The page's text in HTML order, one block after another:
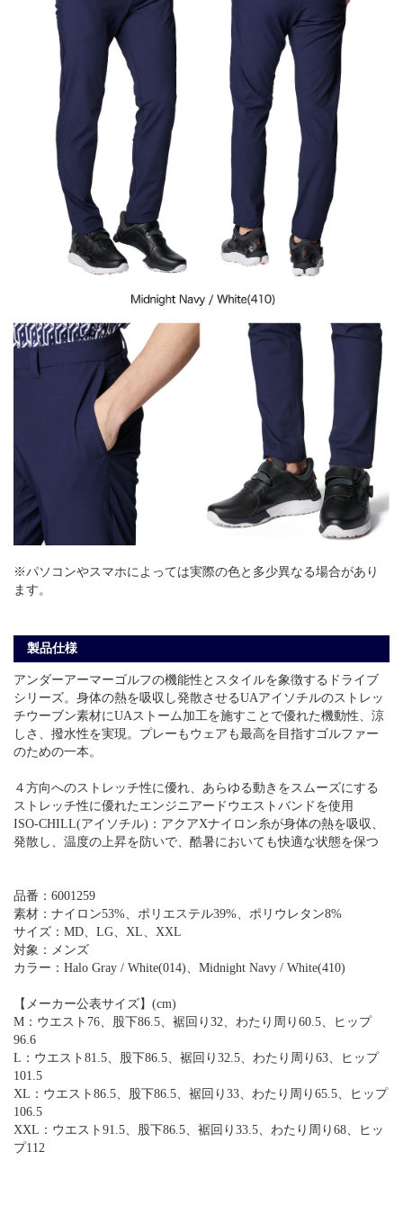
※パソコンやスマホによっては実際の色と多少異なる場合があり
ます。
製品仕様
アンダーアーマーゴルフの機能性とスタイルを象徴するドライブ
シリーズ。身体の熱を吸収し発散させるUAアイソチルのストレッ
チウーブン素材にUAストーム加工を施すことで優れた機動性、涼
しさ、撥水性を実現。プレーもウェアも最高を目指すゴルファー
のための一本。
４方向へのストレッチ性に優れ、あらゆる動きをスムーズにする
ストレッチ性に優れたエンジニアードウエストバンドを使用
ISO-CHILL(アイソチル)：アクアXナイロン糸が身体の熱を吸収、
発散し、温度の上昇を防いで、酷暑においても快適な状態を保つ
品番：6001259
素材：ナイロン53%、ポリエステル39%、ポリウレタン8%
サイズ：MD、LG、XL、XXL
対象：メンズ
カラー：Halo Gray / White(014)、Midnight Navy / White(410)
【メーカー公表サイズ】(cm)
M：ウエスト76、股下86.5、裾回り32、わたり周り60.5、ヒップ
96.6
L：ウエスト81.5、股下86.5、裾回り32.5、わたり周り63、ヒップ
101.5
XL：ウエスト86.5、股下86.5、裾回り33、わたり周り65.5、ヒップ
106.5
XXL：ウエスト91.5、股下86.5、裾回り33.5、わたり周り68、ヒッ
プ112